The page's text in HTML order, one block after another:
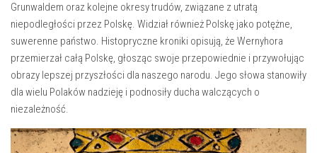
Grunwaldem ‌oraz kolejne okresy ⁤trudów, związane z utratą
niepodległości przez Polskę.​ Widział również Polskę jako potężne,
suwerenne ‌państwo. Histopryczne kroniki ‍opisują, że Wernyhora
przemierzał całą‍ Polskę, głosząc swoje przepowiednie ​i ⁢przywołując‌
obrazy lepszej ‌przyszłości dla naszego ​narodu. Jego słowa stanowiły
dla wielu ​Polaków ⁢nadzieję i podnosiły ducha walczących ‌o
niezależność.